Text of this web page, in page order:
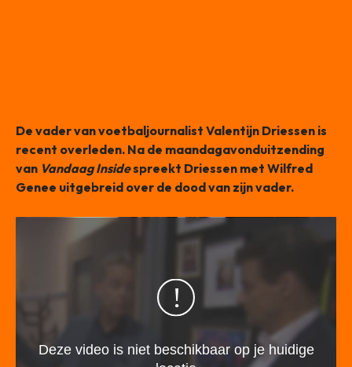
De vader van voetbaljournalist Valentijn Driessen is
recent overleden. Na de maandagavonduitzending
van Vandaag Insidespreekt Driessen met Wilfred
Genee uitgebreid over de dood van zijn vader.